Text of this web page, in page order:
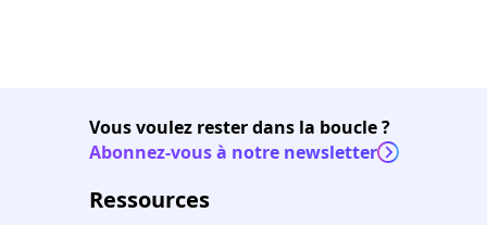
Vous voulez rester dans la boucle ?
Abonnez-vous à notre newsletter
Ressources